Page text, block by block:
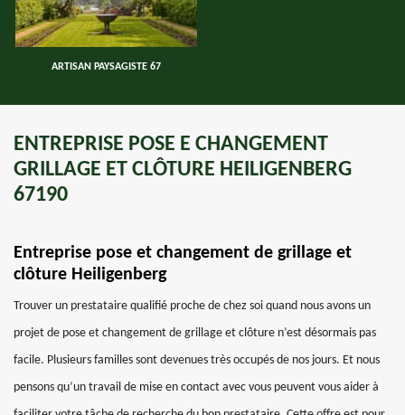
ARTISAN PAYSAGISTE 67
ENTREPRISE POSE E CHANGEMENT
GRILLAGE ET CLÔTURE HEILIGENBERG
67190
Entreprise pose et changement de grillage et
clôture Heiligenberg
Trouver un prestataire qualifié proche de chez soi quand nous avons un
projet de pose et changement de grillage et clôture n’est désormais pas
facile. Plusieurs familles sont devenues très occupés de nos jours. Et nous
pensons qu’un travail de mise en contact avec vous peuvent vous aider à